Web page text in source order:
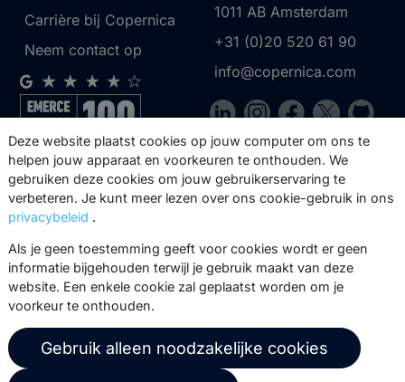
Carrière bij Copernica
Neem contact op
1011 AB Amsterdam
+31 (0)20 520 61 90
info@copernica.com
Via onze nieuwsbrief blijf je op de
hoogte van onze product updates,
events, webinars, best practices en
Abonneer
Deze website plaatst cookies op jouw computer om ons te
helpen jouw apparaat en voorkeuren te onthouden. We
gebruiken deze cookies om jouw gebruikerservaring te
verbeteren. Je kunt meer lezen over ons cookie-gebruik in ons
privacybeleid .
Als je geen toestemming geeft voor cookies wordt er geen
informatie bijgehouden terwijl je gebruik maakt van deze
website. Een enkele cookie zal geplaatst worden om je
voorkeur te onthouden.
Gebruik alleen noodzakelijke cookies